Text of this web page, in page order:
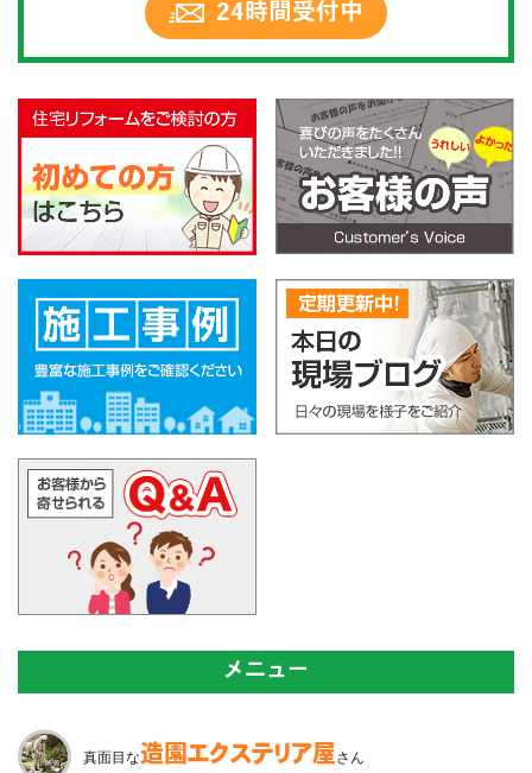
24時間受付中
メニュー
真面目な造園 エクステリア屋さん